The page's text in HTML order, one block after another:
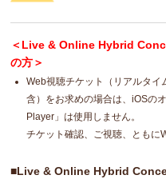
＜Live & Online Hybrid
の方＞
Web視聴チケット（リアルタイ
含）をお求めの場合は、iOSの
Player」は使用しません。
チケット確認、ご視聴、ともに
■Live & Online Hybrid